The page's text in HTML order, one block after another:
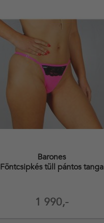
1 990,-
Barones
Föntcsipkés tüll pántos tanga